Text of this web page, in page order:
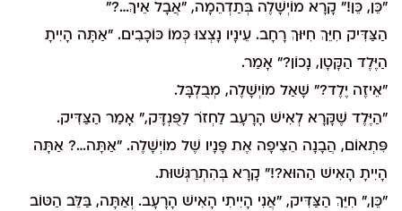
"כֵּן, כֵּן!" קָרָא מוֹיְשָׁלֶה בְּתַדְהֵמָה, "אֲבָל אֵיךְ…?"
הַצַּדִּיק חִיֵּךְ חִיּוּךְ רָחָב. עֵינָיו נָצְצוּ כְּמוֹ כּוֹכָבִים. "אַתָּה הָיִיתָ
הַיֶּלֶד הַקָּטָן, נָכוֹן?" אָמַר.
"אֵיזֶה יֶלֶד?" שָׁאַל מוֹיְשָׁלֶה, מְבֻלְבָּל.
"הַיֶּלֶד שֶׁקָּרָא לְאִישׁ הָרָעָב לַחְזֹר לַפֻּנְדָּק," אָמַר הַצַּדִּיק.
פִּתְאוֹם, הֲבָנָה הֵצִיפָה אֶת פָּנָיו שֶׁל מוֹיְשָׁלֶה. "אַתָּה…? אַתָּה
הָיִיתָ הָאִישׁ הַהוּא?!" קָרָא בְּהִתְרַגְּשׁוּת.
"כֵּן," חִיֵּךְ הַצַּדִּיק, "אֲנִי הָיִיתִי הָאִישׁ הָרָעָב. וְאַתָּה, בַּלֵּב הַטּוֹב